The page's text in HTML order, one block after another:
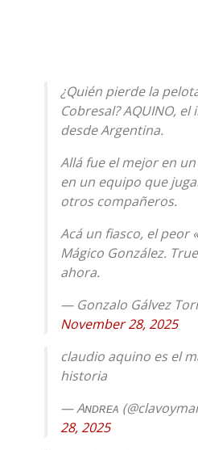
¿Quién pierde la
Cobresal? AQUINO,
desde Argentina.
Allá fue el mejor en
en un equipo que
otros compañeros.
Acá un fiasco, el peor
Mágico González.
ahora.
— Gonzalo Gálvez
November 28, 2025
claudio aquino es el
historia
— Aɴᴅʀᴇᴀ
28, 2025